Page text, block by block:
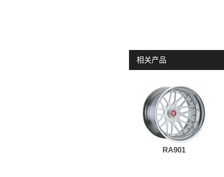
相关产品
RA901